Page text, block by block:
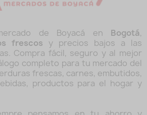
de Boyacá en Bogotá,
frescos y precios bajos a las
Compra fácil, seguro y al mejor
completo para tu mercado del
frescas, carnes, embutidos,
productos para el hogar y